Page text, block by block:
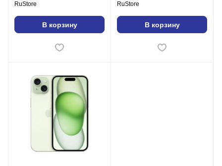
RuStore
В корзину
RuStore
В корзину